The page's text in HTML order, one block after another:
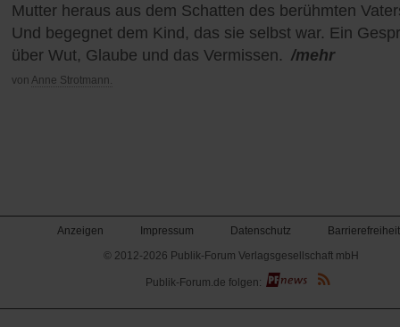
Mutter heraus aus dem Schatten des berühmten
Und begegnet dem Kind, das sie selbst war. Ein
über Wut, Glaube und das Vermissen. /mehr
von Anne Strotmann.
Anzeigen Impressum Datenschutz
Barrierefreiheit
© 2012-2026 Publik-Forum Verlagsgesellschaft mbH
(Öffnet
in
neuen
Publik-Forum.de folgen: